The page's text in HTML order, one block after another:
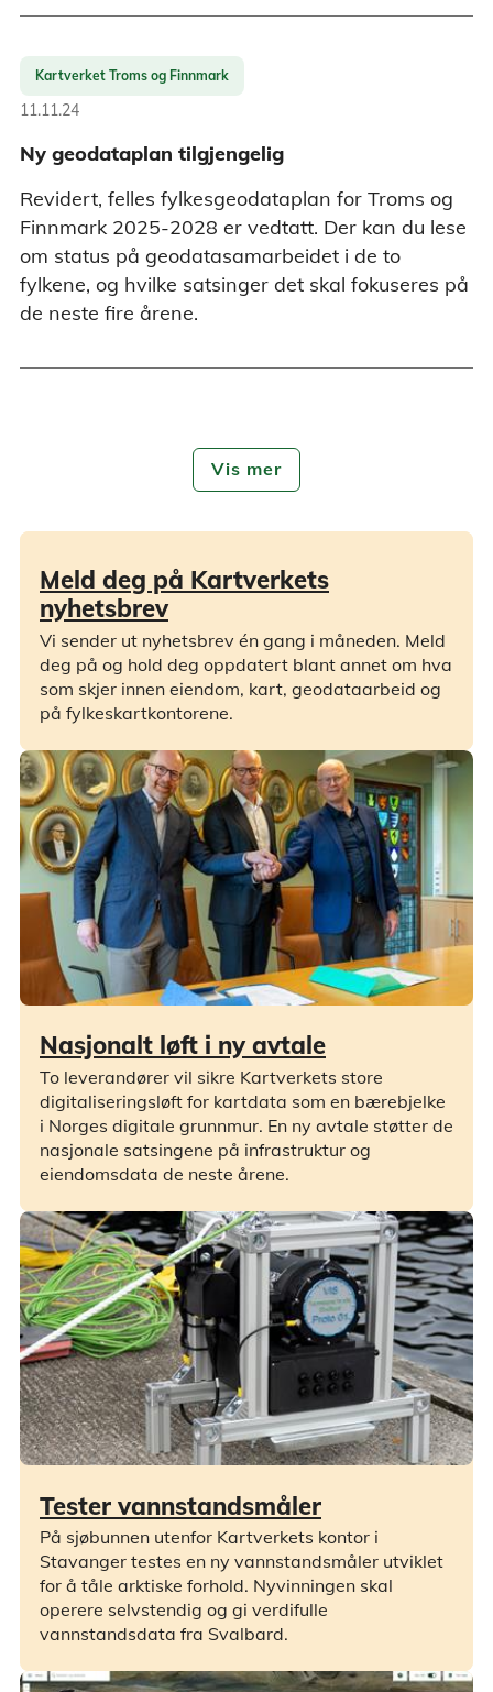
Kartverket Troms og Finnmark
11.11.24
Ny geodataplan tilgjengelig
Revidert, felles fylkesgeodataplan for Troms og
Finnmark 2025-2028 er vedtatt. Der kan du lese
om status på geodatasamarbeidet i de to
fylkene, og hvilke satsinger det skal fokuseres på
de neste fire årene.
Vis mer
Meld deg på Kartverkets
nyhetsbrev
Vi sender ut nyhetsbrev én gang i måneden. Meld
deg på og hold deg oppdatert blant annet om hva
som skjer innen eiendom, kart, geodataarbeid og
på fylkeskartkontorene.
Nasjonalt løft i ny avtale
To leverandører vil sikre Kartverkets store
digitaliseringsløft for kartdata som en bærebjelke
i Norges digitale grunnmur. En ny avtale støtter de
nasjonale satsingene på infrastruktur og
eiendomsdata de neste årene.
Tester vannstandsmåler
På sjøbunnen utenfor Kartverkets kontor i
Stavanger testes en ny vannstandsmåler utviklet
for å tåle arktiske forhold. Nyvinningen skal
operere selvstendig og gi verdifulle
vannstandsdata fra Svalbard.